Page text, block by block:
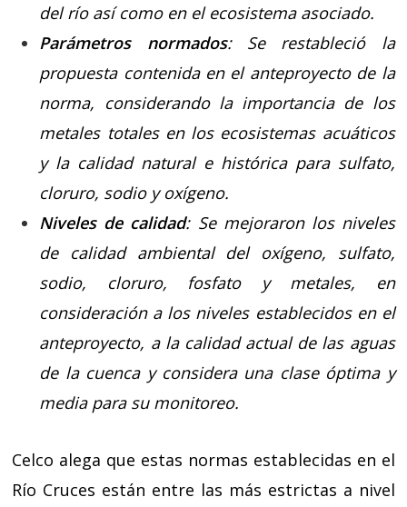
del río así como en el ecosistema asociado.
Parámetros normados: Se restableció la
propuesta contenida en el anteproyecto de la
norma, considerando la importancia de los
metales totales en los ecosistemas acuáticos
y la calidad natural e histórica para sulfato,
cloruro, sodio y oxígeno.
Niveles de calidad: Se mejoraron los niveles
de calidad ambiental del oxígeno, sulfato,
sodio, cloruro, fosfato y metales, en
consideración a los niveles establecidos en el
anteproyecto, a la calidad actual de las aguas
de la cuenca y considera una clase óptima y
media para su monitoreo.
Celco alega que estas normas establecidas en el
Río Cruces están entre las más estrictas a nivel